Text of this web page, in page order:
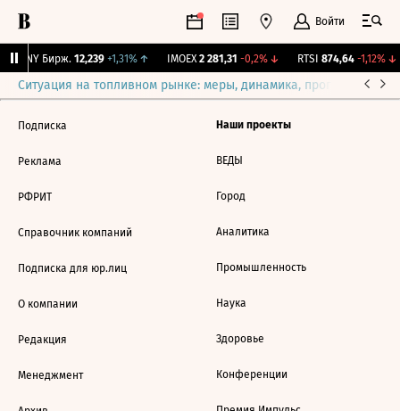
Войти
CNY Бирж. 12,239 +1,31%↑ IMOEX 2 281,31 -0,2%↓ RTSI 874,64 -1,12%↓
Ситуация на топливном рынке: меры, динамика, прогнозы
Подписка
Реклама
РФРИТ
Справочник компаний
Подписка для юр.лиц
О компании
Редакция
Менеджмент
Наши проекты
ВЕДЫ
Город
Аналитика
Промышленность
Наука
Здоровье
Конференции